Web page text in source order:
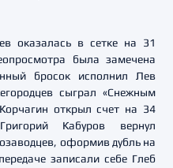
оказалась в сетке на 31
была замечена
бросок исполнил Лев
сыграл «Снежным
открыл счет на 34
Кабуров вернул
оформив дубль на
записали себе Глеб